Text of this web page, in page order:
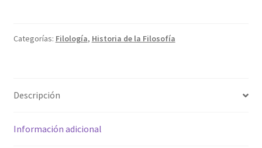
la
manuscritos
Valentinianus
Categorías: Filología, Historia de la Filosofía
Descripción
Información adicional